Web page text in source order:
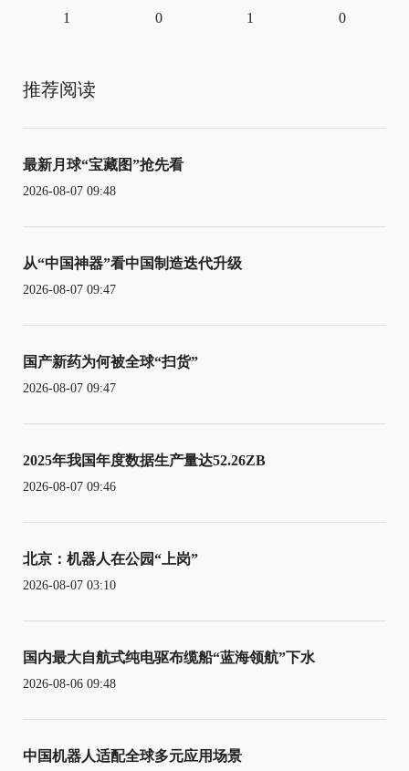
1 0 1 0
推荐阅读
最新月球“宝藏图”抢先看
2026-08-07 09:48
从“中国神器”看中国制造迭代升级
2026-08-07 09:47
国产新药为何被全球“扫货”
2026-08-07 09:47
2025年我国年度数据生产量达52.26ZB
2026-08-07 09:46
北京：机器人在公园“上岗”
2026-08-07 03:10
国内最大自航式纯电驱布缆船“蓝海领航”下水
2026-08-06 09:48
中国机器人适配全球多元应用场景